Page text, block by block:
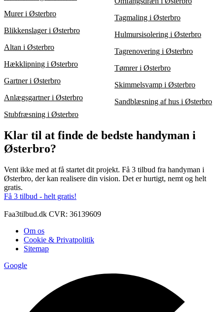
Murer i Østerbro
Blikkenslager i Østerbro
Altan i Østerbro
Hækklipning i Østerbro
Gartner i Østerbro
Anlægsgartner i Østerbro
Stubfræsning i Østerbro
Tagmaling i Østerbro
Hulmursisolering i Østerbro
Tagrenovering i Østerbro
Tømrer i Østerbro
Skimmelsvamp i Østerbro
Sandblæsning af hus i Østerbro
Klar til at finde de bedste handyman i
Østerbro?
Vent ikke med at få startet dit projekt. Få 3 tilbud fra handyman i
Østerbro, der kan realisere din vision. Det er hurtigt, nemt og helt
gratis.
Få 3 tilbud - helt gratis!
Faa3tilbud.dk CVR: 36139609
Om os
Cookie & Privatpolitik
Sitemap
Google